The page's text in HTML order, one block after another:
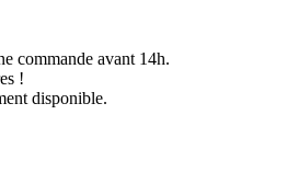
commande avant 14h.
!
disponible.